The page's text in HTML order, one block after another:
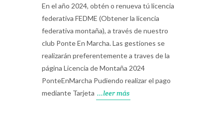
En el año 2024, obtén o renueva tú licencia
federativa FEDME (Obtener la licencia
federativa montaña), a través de nuestro
club Ponte En Marcha. Las gestiones se
realizarán preferentemente a traves de la
página Licencia de Montaña 2024
PonteEnMarcha Pudiendo realizar el pago
mediante Tarjeta ...leer más